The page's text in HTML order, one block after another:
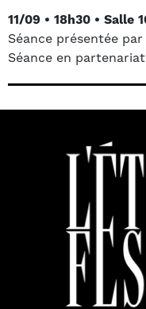
11/09 • 18h30 • Salle
Séance présentée
Séance en